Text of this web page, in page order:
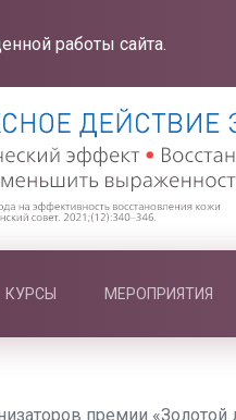
работы сайта.
КУРСЫ МЕРОПРИЯТИЯ
премии «Золотой